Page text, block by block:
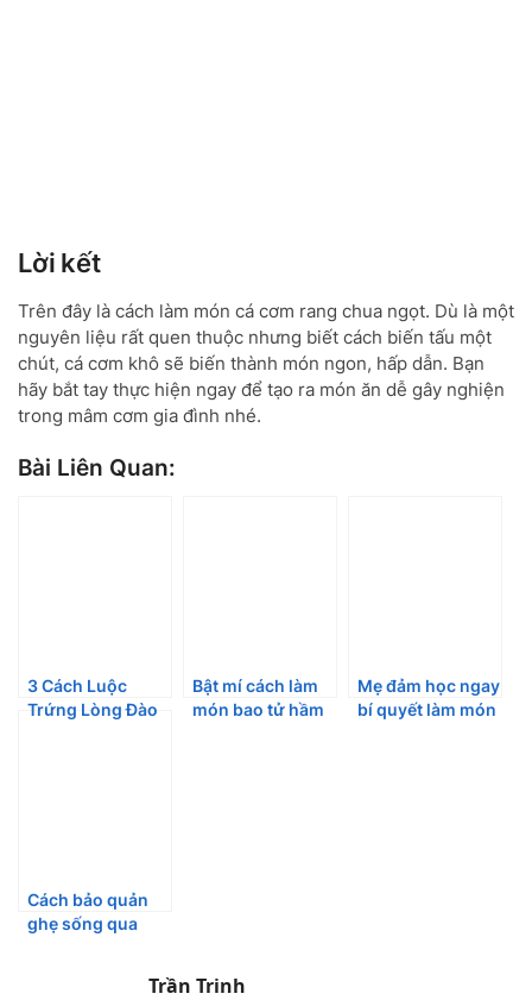
Lời kết
Trên đây là cách làm món cá cơm rang chua ngọt. Dù là một
nguyên liệu rất quen thuộc nhưng biết cách biến tấu một
chút, cá cơm khô sẽ biến thành món ngon, hấp dẫn. Bạn
hãy bắt tay thực hiện ngay để tạo ra món ăn dễ gây nghiện
trong mâm cơm gia đình nhé.
Bài Liên Quan:
3 Cách Luộc
Trứng Lòng Đào
Bật mí cách làm
món bao tử hầm
Mẹ đảm học ngay
bí quyết làm món
Cách bảo quản
ghẹ sống qua
Trần Trinh